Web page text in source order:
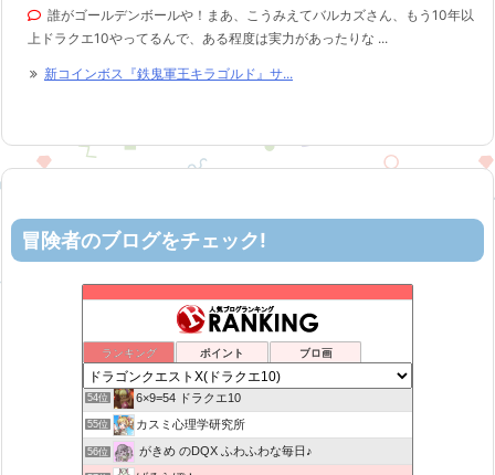
誰がゴールデンボールや！まあ、こうみえてバルカズさん、もう10年以
上ドラクエ10やってるんで、ある程度は実力があったりな ...
新コインボス『鉄鬼軍王キラゴルド』サ...
冒険者のブログをチェック!
ランキング ポイント ブロ画
リホレイショ・ゲームブログ
52位 机上の空論-DQ10エアプ日記
53位 ヨモゲーム ドラクエ10攻略ブログ
54位 6×9=54 ドラクエ10
55位 カスミ心理学研究所
56位 がきめ のDQX ふわふわな毎日♪